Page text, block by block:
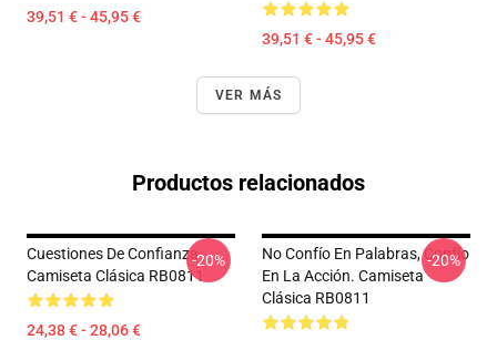
39,51 € - 45,95 €
39,51 € - 45,95 €
VER MÁS
Productos relacionados
Cuestiones De Confianza
Camiseta Clásica RB0811
24,38 € - 28,06 €
-20%
No Confío En Palabras, Confío
En La Acción. Camiseta
Clásica RB0811
-20%